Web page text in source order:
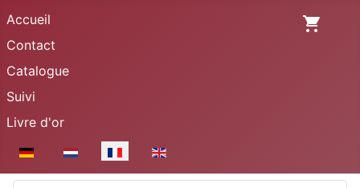
Accueil
Contact
Catalogue
Suivi
Livre d'or
Sélectionnez votre langue